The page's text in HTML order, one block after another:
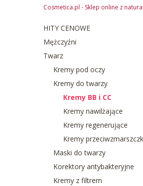
Cosmetica.pl - Sklep online z
HITY CENOWE
Mężczyźni
Twarz
Kremy pod oczy
Kremy do twarzy
Kremy BB i CC
Kremy nawilżające
Kremy regenerujące
Kremy
Maski do twarzy
Korektory antybakteryjne
Kremy z filtrem